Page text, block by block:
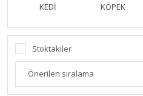
KEDİ KÖPEK
Stoktakiler